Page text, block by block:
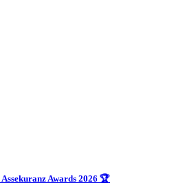
Awards 2026 🏆